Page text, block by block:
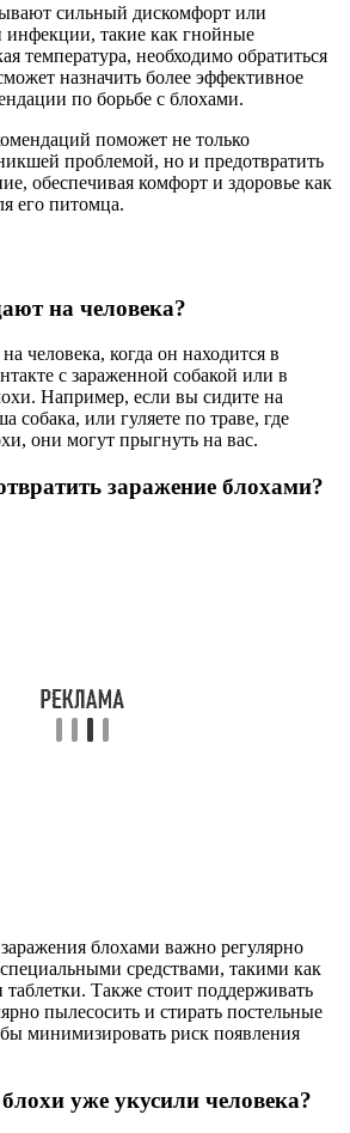
сильный дискомфорт или
инфекции, такие как гнойные
температура, необходимо обратиться
назначить более эффективное
по борьбе с блохами.
поможет не только
проблемой, но и предотвратить
обеспечивая комфорт и здоровье как
его питомца.
на человека?
человека, когда он находится в
с зараженной собакой или в
Например, если вы сидите на
собака, или гуляете по траве, где
они могут прыгнуть на вас.
заражение блохами?
блохами важно регулярно
средствами, такими как
Также стоит поддерживать
пылесосить и стирать постельные
минимизировать риск появления
уже укусили человека?